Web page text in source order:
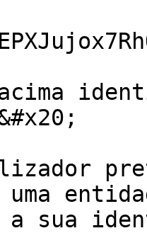
acima
a sua